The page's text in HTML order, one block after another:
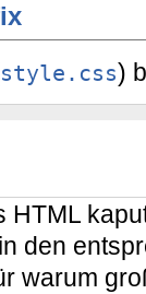
style.css)
HTML
den
warum